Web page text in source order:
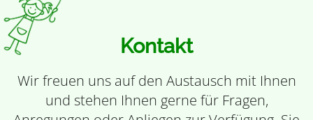
Kontakt
Wir freuen uns auf den Austausch mit Ihnen
und stehen Ihnen gerne für Fragen,